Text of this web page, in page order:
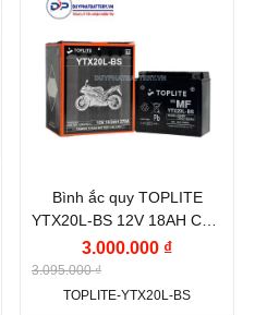
Kiểu cọc:
Thương hiệu ắc quy:
TOPLITE
Điện thế (V):12 V
Vị trí cọc: Cọc nghịch L
Dung lượng (Ah):18
Ah
Bình ắc quy TOPLITE
YTX20L-BS 12V 18AH CCA
270A
3.000.000 ₫
3.095.000 ₫
TOPLITE-YTX20L-BS